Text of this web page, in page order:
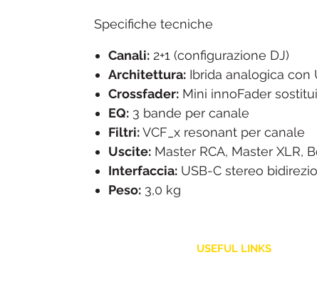
Specifiche tecniche
Canali: 2+1 (configurazione DJ)
Architettura: Ibrida analogica
Crossfader: Mini innoFader
EQ: 3 bande per canale
Filtri:VCF_x resonant per canale
Uscite: Master RCA, Master XLR,
Interfaccia: USB-C stereo
Peso: 3,0 kg
USEFUL LINKS